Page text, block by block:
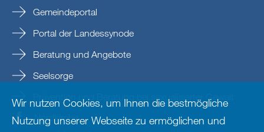
Gemeindeportal
Portal der Landessynode
Beratung und Angebote
Seelsorge
Prävention und Beratung bei sexualisierter Gewalt
Nordkirche
Wir nutzen Cookies, um Ihnen die bestmögliche
Nutzung unserer Webseite zu ermöglichen und